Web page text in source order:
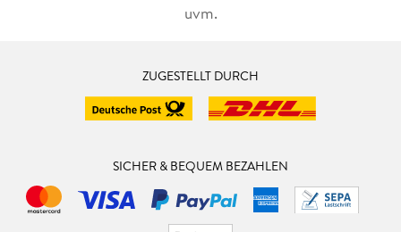
uvm.
ZUGESTELLT DURCH
SICHER & BEQUEM BEZAHLEN